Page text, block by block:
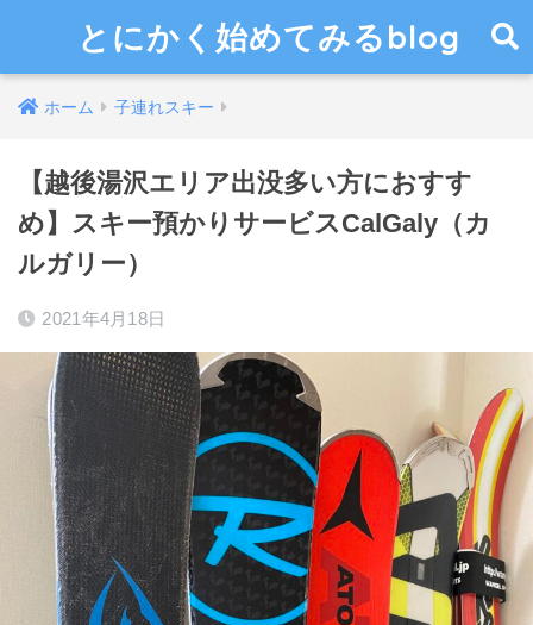
とにかく始めてみるblog
ホーム 子連れスキー
【越後湯沢エリア出没多い方におすす
め】スキー預かりサービスCalGaly（カ
ルガリー）
2021年4月18日